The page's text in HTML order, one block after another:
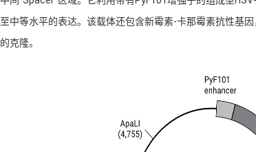
至中等水平的表达。该载体还包含新霉素-卡那霉素抗性基
的克隆。